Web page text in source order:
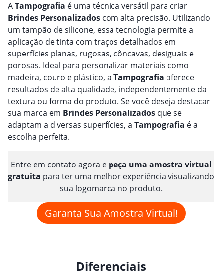
ATampografia é uma técnica versátil para criar
Brindes Personalizados com alta precisão. Utilizando
um tampão de silicone, essa tecnologia permite a
aplicação de tinta com traços detalhados em
superfícies planas, rugosas, côncavas, desiguais e
porosas. Ideal para personalizar materiais como
madeira, couro e plástico, a Tampografia oferece
resultados de alta qualidade, independentemente da
textura ou forma do produto. Se você deseja destacar
sua marca em Brindes Personalizados que se
adaptam a diversas superfícies, a Tampografia é a
escolha perfeita.
Entre em contato agora e peça uma amostra virtual
gratuita para ter uma melhor experiência visualizando
sua logomarca no produto.
Garanta Sua Amostra Virtual!
Diferenciais